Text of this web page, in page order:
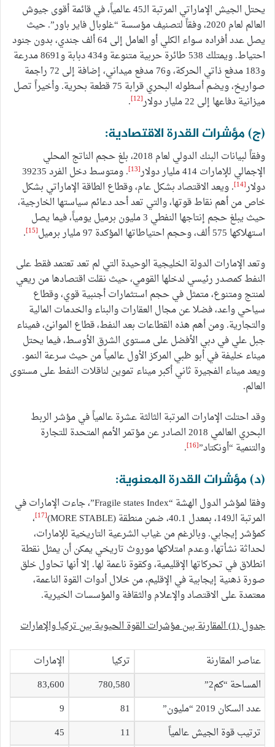
يحتل الجيش الإماراتي المرتبة الـ45 عالمياً، في قائمة أقوى جيوش
العالم لعام 2020، وفقاً لتصنيف مؤسسة “غلوبال فاير باور”. حيث
يصل عدد أفراده سواء الكلي أو العامل إلى 64 ألف جندي، بدون جنود
احتياط. ويمتلك 538 طائرة حربية متنوعة و434 دبابة و8691 مدرعة
و183 مدفع ذاتي الحركة، و76 مدفع ميداني، إضافة إلى 72 راجمة
صواريخ، ويضم أسطوله البحري قرابة 75 قطعة بحرية. وأخيراً تصل
ميزانية دفاعها إلى 22 مليار دولار
[12]
.
(ج) مؤشرات القدرة الاقتصادية:
وفقاً لبيانات البنك الدولي لعام 2018، بلغ حجم الناتج المحلي
الإجمالي للإمارات 414 مليار دولار
[13]
. ومتوسط دخل الفرد 39235
دولار[14]
. ويعد الاقتصاد بشكل عام، وقطاع الطاقة الإماراتي بشكل
خاص من أهم نقاط قوتها، والتي تعد أحد دعائم سياستها الخارجية،
حيث يبلغ حجم إنتاجها النفطي 3 مليون برميل يومياً، فيما يصل
استهلاكها 575 ألف، وحجم احتياطاتها المؤكدة 97 مليار برميل
[15]
.
وتعد الإمارات الدولة الخليجية الوحيدة التي لم تعد تعتمد فقط على
النفط كمصدر رئيسي لدخلها القومي، حيث نقلت اقتصادها من ريعي
لمنتج ومتنوع، متمثل في حجم استثمارات أجنبية قوي، وقطاع
سياحي واعد، فضلا عن مجال العقارات والبناء والخدمات المالية
والتجارية. ومن أهم هذه القطاعات بعد النفط، قطاع الموانئ، فميناء
جبل علي في دبي الأفضل على مستوى الشرق الأوسط، فيما يحتل
ميناء خليفة في أبو ظبي المركز الأول عالمياً من حيث سرعة النمو.
ويعد ميناء الفجيرة ثاني أكبر ميناء تموين لناقلات النفط على مستوى
العالم.
وقد احتلت الإمارات المرتبة الثالثة عشرة عالمياً في مؤشر الربط
البحري العالمي 2018 الصادر عن مؤتمر الأمم المتحدة للتجارة
والتنمية “أونكتاد”[16]
.
(د) مؤشرات القدرة المعنوية:
وفقا لمؤشر الدول الهشة “Fragile states Index”، جاءت الإمارات في
المرتبة الـ149، بمعدل 40.1، ضمن منطقة (MORE STABLE)
[17]
،
كمؤشر إيجابي. وبالرغم من غياب الشرعية التاريخية للإمارات،
لحداثة نشأتها، وعدم امتلاكها موروث تاريخي يمكن أن يمثل نقطة
انطلاق في تحركاتها الإقليمية، وكقوة ناعمة لها. إلا أنها تحاول خلق
صورة ذهنية إيجابية في الإقليم، من خلال أدوات القوة الناعمة،
معتمدة على الاقتصاد والإعلام والثقافة والمؤسسات الخيرية.
جدول (1) المقارنة بين مؤشرات القوة الحيوية بين تركيا والإمارات
عناصر المقارنة
تركيا
الإمارات
المساحة “كم2”
780,580
83,600
عدد السكان 2019 “مليون”
81
9
ترتيب قوة الجيش عالمياً
11
45